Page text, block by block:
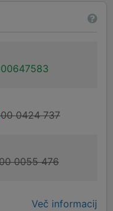
0424 737
0055 476
Več informacij